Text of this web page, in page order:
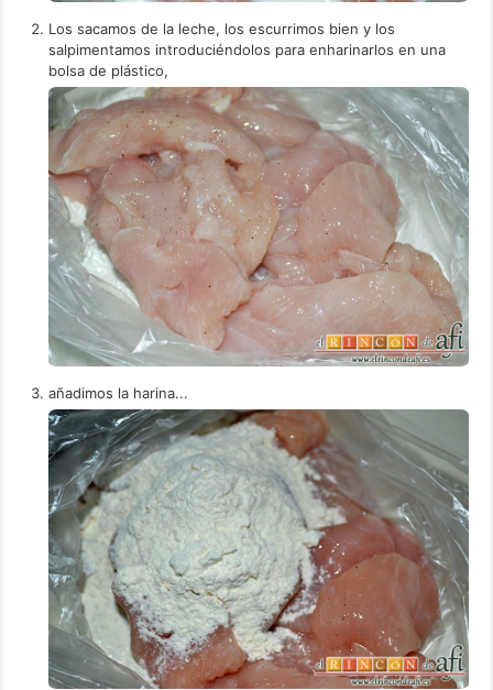
Los sacamos de la leche, los escurrimos bien y los
salpimentamos introduciéndolos para enharinarlos en una
bolsa de plástico,
añadimos la harina...